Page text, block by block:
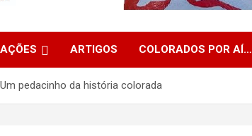
AÇÕES ARTIGOS COLORADOS POR AÍ…
pedacinho da história colorada